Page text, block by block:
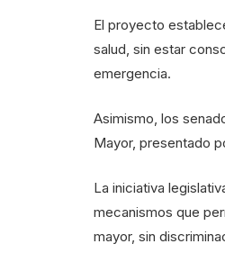
El proyecto
salud, sin estar
emergencia.
Asimismo, los
Mayor, presentado
La iniciativa
mecanismos que
mayor, sin